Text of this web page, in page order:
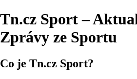
Tn.cz Sport –
Zprávy ze Sportu
Co je Tn.cz Sport?